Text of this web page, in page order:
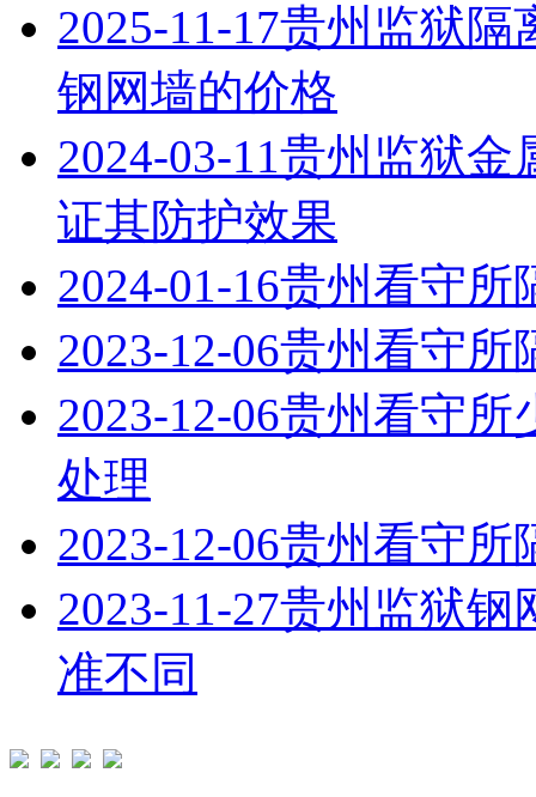
2025-11-17贵州监狱隔
钢网墙的价格
2024-03-11贵州监狱金
证其防护效果
2024-01-16贵州看守所
2023-12-06贵州看守所
2023-12-06贵州看守所
处理
2023-12-06贵州看守所
2023-11-27贵州监狱钢
准不同